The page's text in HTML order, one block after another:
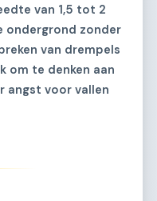
van 1,5 tot 2
ondergrond zonder
van drempels
om te denken aan
angst voor vallen